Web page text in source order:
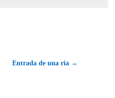
Entrada de una ría →